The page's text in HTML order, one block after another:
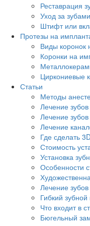
Реставрация
Уход за
Штифт или
Протезы на
Виды коронок
Коронки на
Циркониевые
Статьи
Методы
Лечение
Лечение
Лечение
Где сделать
Стоимость
Установка
Особенности
Лечение
Гибкий зубной
Что входит в
Бюгельный